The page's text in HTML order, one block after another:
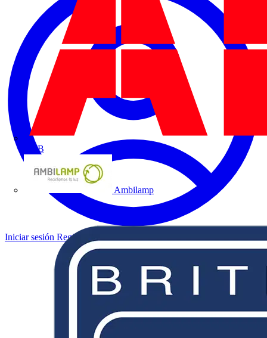
ABB
Ambilamp
Iniciar sesión Registrarse